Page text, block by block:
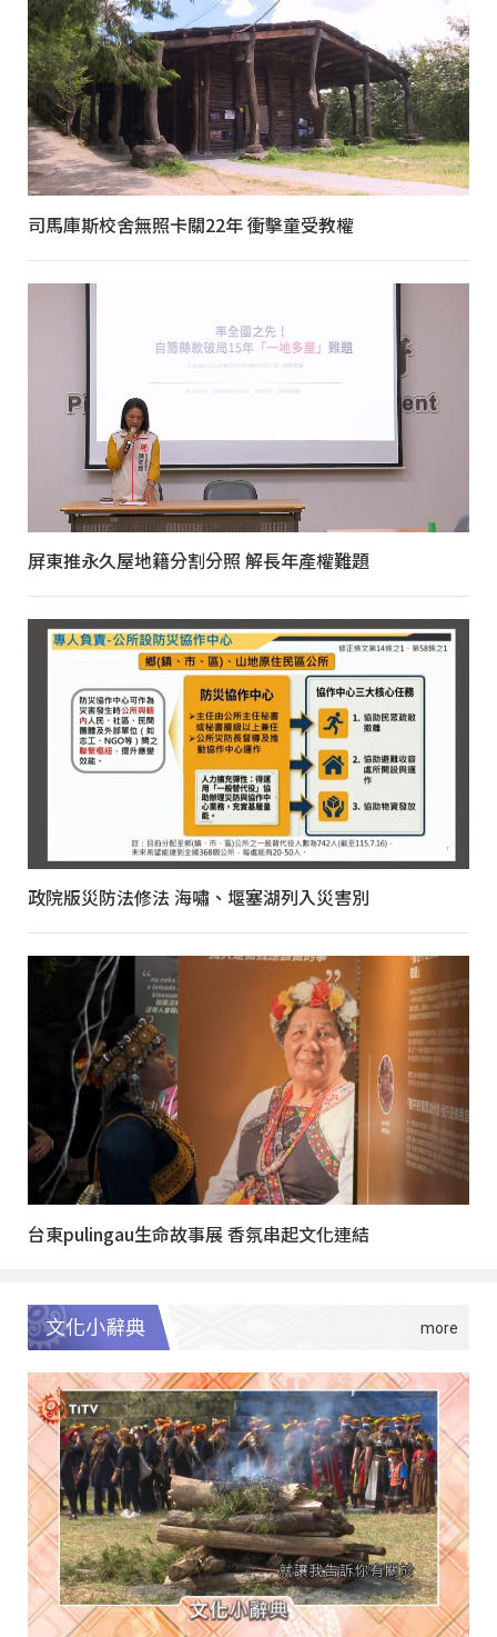
司馬庫斯校舍無照卡關22年 衝擊童受教權
屏東推永久屋地籍分割分照 解長年產權難題
政院版災防法修法 海嘯、堰塞湖列入災害別
台東pulingau生命故事展 香氛串起文化連結
文化小辭典